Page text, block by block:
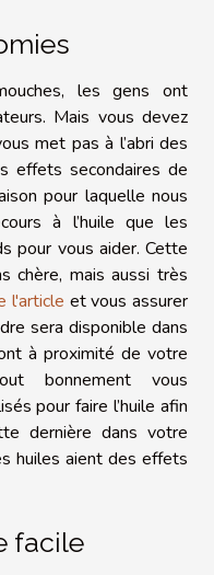
les gens ont
Mais vous devez
met pas à l’abri des
effets secondaires de
pour laquelle nous
à l’huile que les
pour vous aider. Cette
chère, mais aussi très
l'article et vous assurer
sera disponible dans
à proximité de votre
bonnement vous
pour faire l’huile afin
dernière dans votre
huiles aient des effets
facile